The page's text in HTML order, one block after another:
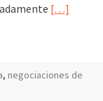
[…]
, negociaciones de